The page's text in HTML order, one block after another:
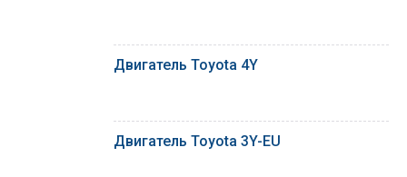
Двигатель Toyota 4Y
Двигатель Toyota 3Y-EU